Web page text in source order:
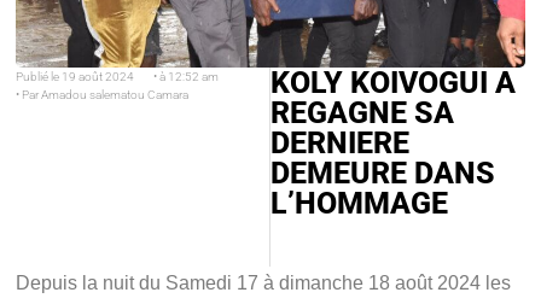
Publié le 19 août 2024 • à 12:52 am
• ParAmadou salematou Camara
KOLY KOIVOGUI A
REGAGNE SA
DERNIERE
DEMEURE DANS
L’HOMMAGE
Depuis la nuit du Samedi 17 à dimanche 18 août 2024 les